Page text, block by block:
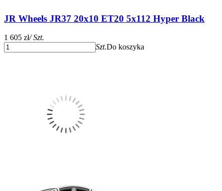
JR Wheels JR37 20x10 ET20 5x112 Hyper Black
1 605 zł/ Szt.
Szt.Do koszyka